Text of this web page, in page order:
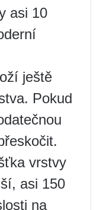
asi 10
ještě
Pokud
vrstvy
asi 150
na